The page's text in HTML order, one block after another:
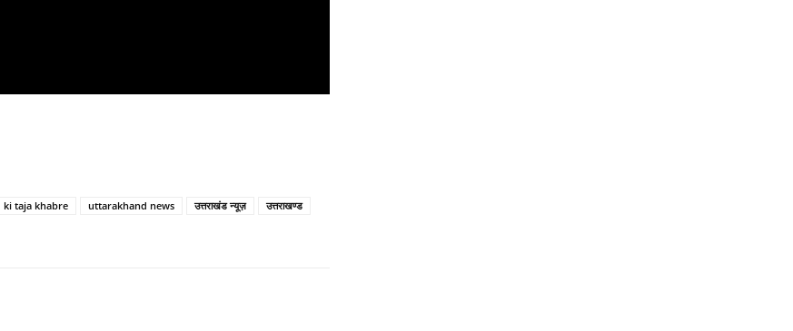
taja khabre uttarakhand news उत्तराखंड न्यूज़
उत्तराखण्ड